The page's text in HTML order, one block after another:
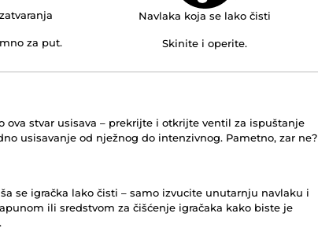
za put.
Navlaka koja se lako čisti
Skinite i operite.
ova stvar usisava – prekrijte i otkrijte ventil za ispuštanje
usisavanje od nježnog do intenzivnog. Pametno, zar ne?
se igračka lako čisti – samo izvucite unutarnju navlaku i
ili sredstvom za čišćenje igračaka kako biste je